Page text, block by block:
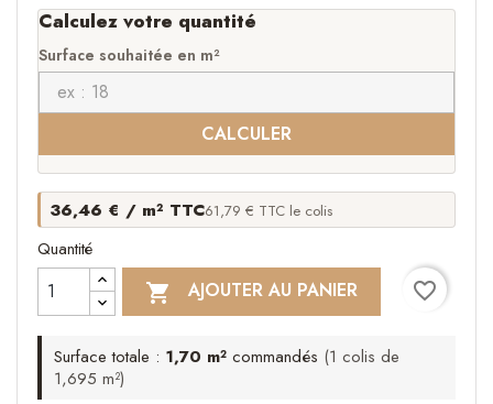
Calculez votre quantité
Surface souhaitée en m²
CALCULER
36,46 € / m² TTC61,79 € TTC le colis
Quantité
 AJOUTER AU PANIER favorite_border
Surface totale : 1,70 m²commandés (1 colis de
1,695 m²)